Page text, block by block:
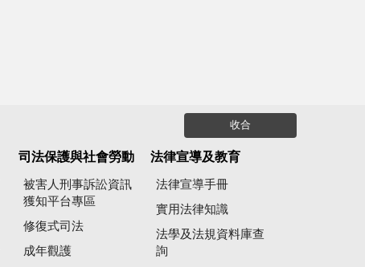
收合
司法保護與社會勞動
被害人刑事訴訟資訊
獲知平台專區
修復式司法
成年觀護
法律宣導及教育
法律宣導手冊
實用法律知識
法學及法規資料庫查
詢